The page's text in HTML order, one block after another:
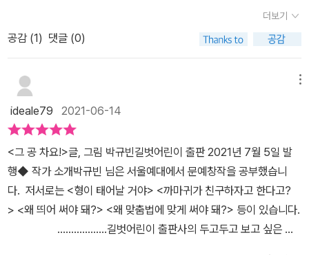
오 열매가 든 무거운 자루를 들고 가는 아이에게 넘어가고, 방직공장
에서 옷을 만드는 아이에게 넘어가고, 전쟁터에 내몰린 아이에게 넘
어느 누구도 아이들이 누려야 할 권리를 빼앗을 순 없습니다. 아이들
은 존중받고 보살핌을 받아야 할 권리가 있으며, 폭력이나 노동 착취
로부터 보호받아야 할 권리가 있으며, 자신이 살아가는데 필요한 지
식과 정보를 알 권리가 있으며, 휴식과 여가를 누리며 다양한 놀이와
오락, 문화, 예술 활동에 자유롭고 즐겁게 참여할 권리가 있으며, 자신
에게 영향을 주는 결정에 대해 의견을 말하고 이를 존중받을 권리가
있습니다. (출처 : 대한민국 아동권리헌장)​끝으로 전하고픈 말은 작가
공장에서 미싱하는 아이,군인과 같이 총을 드는아이들에게도축구공
이 날아와 그 공 차요!그 공 차요!그 공 차요! 그 공 차요!그 공 차요! 씩
씩하게 공을 차는 아이들... 파키스탄의 도시 시알코트에서는 매년 4
천만개의 축구공이 만들어집니다.월드컵이 있는 해에는 6천만개까지
생산량이 늘어난다고 해요축구공은 공장에서 생산하는 것보다 사람
이 직접 손으로 바느질해서 만든것을 최상급으로 여기는데요시알코
트의 시민들은 대부분 공장에서 수작업으로 축구공을 만들며 생계를
이어가고 있습니다그러던 어느날 5살짜리 아이들을 포함 약 7천명의
아이들이 어려운 가정환경때문에 학교가는대신 일을한다는것이 알려
지고,아이들이 11시간 이상씩 바느질을 해야한다는것이 알려졌습니
다여러 국제기관들과 시민사회단체들이 나섰고,아동노동을 금지하고
정당한 노동환경을 만들기 위한 노력을 이어서 아이들이 학교에 갈수
더보기
공감 (1) 댓글 (0)
ideale79 2021-06-14
<그 공 차요!​>글, 그림 박규빈길벗어린이 출판 2021년 7월 5일 발
행​◆ 작가 소개박규빈 님은 서울예대에서 문예창작을 공부했습니
다. 저서로는 <형이 태어날 거야> <까마귀가 친구하자고 한다고?
> <왜 띄어 써야 돼?> <왜 맞춤법에 맞게 써야 돼?> 등이 있습니다.​
………………길벗어린이 출판사의 두고두고 보고 싶은 그